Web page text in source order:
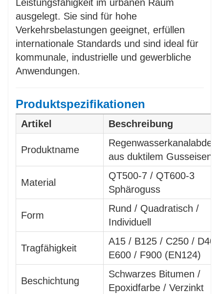
Leistungsfähigkeit im urbanen Raum
ausgelegt. Sie sind für hohe
Verkehrsbelastungen geeignet, erfüllen
internationale Standards und sind ideal für
kommunale, industrielle und gewerbliche
Anwendungen.
Produktspezifikationen
Artikel Beschreibung
Produktname
aus duktilem Gusseisen
Material
QT500-7 / QT600-3
Sphäroguss
Form
Rund / Quadratisch /
Individuell
Tragfähigkeit
A15 / B125 / C250 /
E600 / F900 (EN124)
Beschichtung
Schwarzes Bitumen /
Epoxidfarbe / Verzinkt